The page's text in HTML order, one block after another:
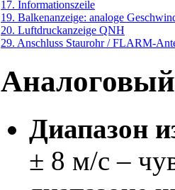
17. Informationszeile
19. Balkenanzeige: analoge
20. Luftdruckanzeige QNH
29. Anschluss Staurohr / FLARM-
Диапазон
± 8 м/с –